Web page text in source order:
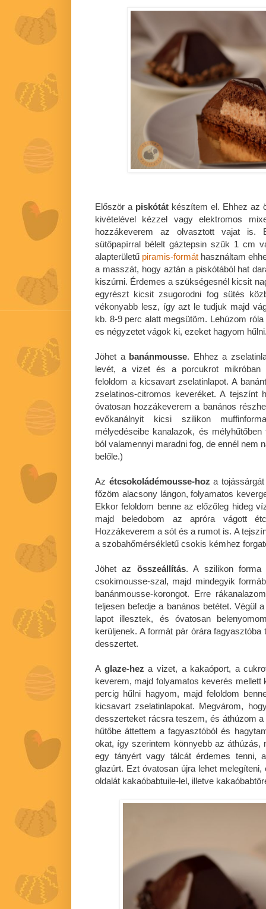
Először a piskótát készítem el. Ehhez az
kivételével kézzel vagy elektromos
hozzákeverem az olvasztott vajat is.
sütőpapírral bélelt gáztepsin szűk 1 cm
alapterületű piramis-formát használtam
a masszát, hogy aztán a piskótából hat
kiszúrni. Érdemes a szükségesnél kicsit
egyrészt kicsit zsugorodni fog sütés
vékonyabb lesz, így azt le tudjuk majd
kb. 8-9 perc alatt megsütöm. Lehúzom
es négyzetet vágok ki, ezeket hagyom
Jöhet a banánmousse. Ehhez a
levét, a vizet és a porcukrot mikróban
feloldom a kicsavart zselatinlapot. A
zselatinos-citromos keveréket. A tejszínt
óvatosan hozzákeverem a banános
evőkanálnyit kicsi szilikon
mélyedéseibe kanalazok, és
ból valamennyi maradni fog, de ennél nem
belőle.)
Az étcsokoládémousse-hoz a
főzöm alacsony lángon, folyamatos
Ekkor feloldom benne az előzőleg hideg
majd beledobom az apróra vágott
Hozzákeverem a sót és a rumot is. A
a szobahőmérsékletű csokis kémhez
Jöhet az összeállítás. A szilikon forma
csokimousse-szal, majd mindegyik
banánmousse-korongot. Erre
teljesen befedje a banános betétet. Végül
lapot illesztek, és óvatosan
kerüljenek. A formát pár órára
desszertet.
A glaze-hez a vizet, a kakaóport, a
keverem, majd folyamatos keverés mellett
percig hűlni hagyom, majd feloldom
kicsavart zselatinlapokat. Megvárom,
desszerteket rácsra teszem, és áthúzom
hűtőbe áttettem a fagyasztóból és
okat, így szerintem könnyebb az
egy tányért vagy tálcát érdemes tenni,
glazúrt. Ezt óvatosan újra lehet
oldalát kakaóbabtuile-lel, illetve